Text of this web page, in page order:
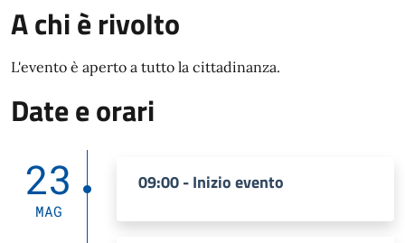
A chi è rivolto
L'evento è aperto a tutto la cittadinanza.
Date e orari
23
MAG
09:00 - Inizio evento